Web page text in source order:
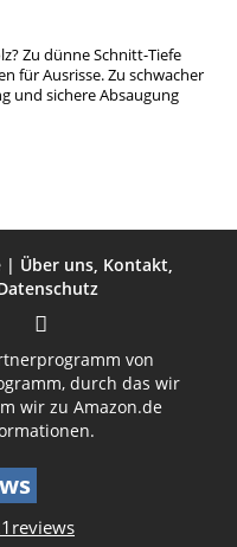
Zu dünne Schnitt-Tiefe
für Ausrisse. Zu schwacher
und sichere Absaugung
| Über uns, Kontakt,
von
durch das wir
wir zu Amazon.de